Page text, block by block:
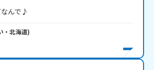
んで♪
・ 北海道)